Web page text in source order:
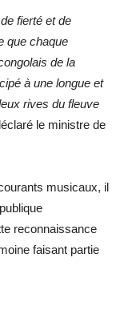
fierté et de
que chaque
de la
à une longue et
rives du fleuve
le ministre de
musicaux, il
reconnaissance
faisant partie